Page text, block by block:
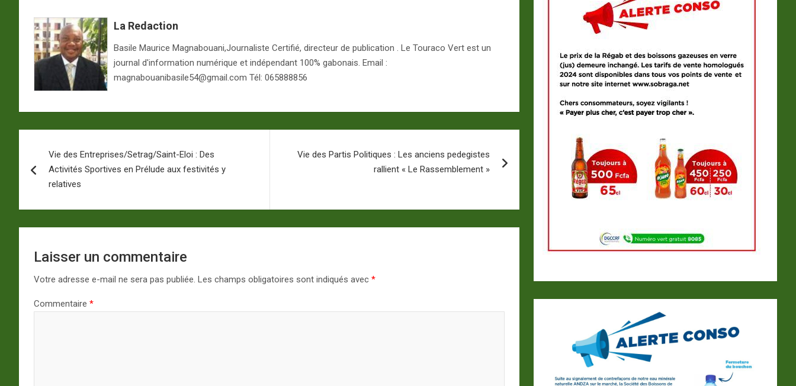
La Redaction
Basile Maurice Magnabouani,Journaliste Certifié, directeur de publication . Le Touraco Vert est un
journal d'information numérique et indépendant 100% gabonais. Email :
magnabouanibasile54@gmail.com Tél: 065888856
de
l’article
Vie des Entreprises/Setrag/Saint-Eloi : Des
Activités Sportives en Prélude aux festivités y
relatives
Vie des Partis Politiques : Les anciens pedegistes
rallient « Le Rassemblement »
Laisser un commentaire
Votre adresse e-mail ne sera pas publiée. Les champs obligatoires sont indiqués avec *
Commentaire *